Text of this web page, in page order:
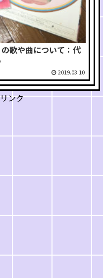
歌や曲について：代
2019.03.10
ンク